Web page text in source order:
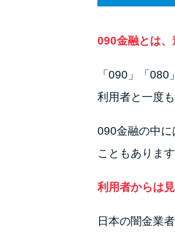
090金融とは、
「090」「
利用者と一度
090金融の中に
こともあります
利用者からは
日本の闇金業